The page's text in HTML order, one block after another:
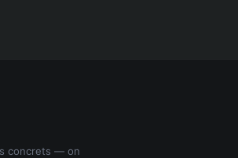
concrets — on